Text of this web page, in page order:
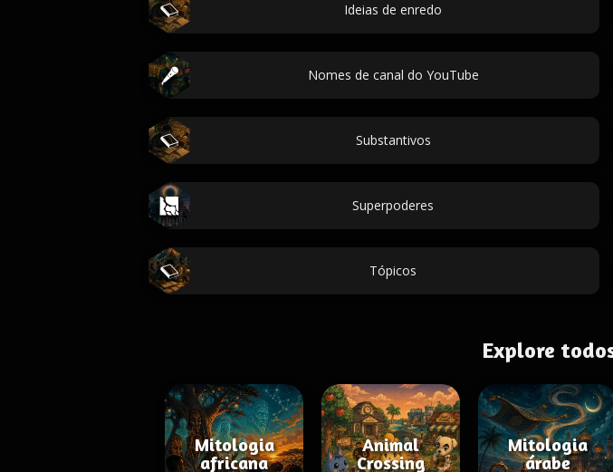
Ideias de enredo
Nomes de canal do YouTube
Substantivos
Superpoderes
Tópicos
Explore
Mitologia
africana
Animal
Crossing
Mitologia
árabe